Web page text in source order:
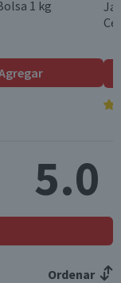
kj / 2000 kcal)
1 kg
5.0
Ordenar